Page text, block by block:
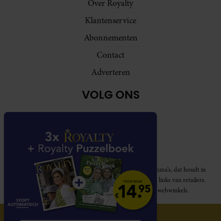
Over Royalty
Klantenservice
Abonnementen
Contact
Adverteren
VOLG ONS
Royalty participeert in diverse affiliate marketing programma’s, dat houdt in
dat Royalty commissies ontvangt voor aankopen middels links van retailers.
Deze website wordt niet gesponsord door de genoemde webwinkels.